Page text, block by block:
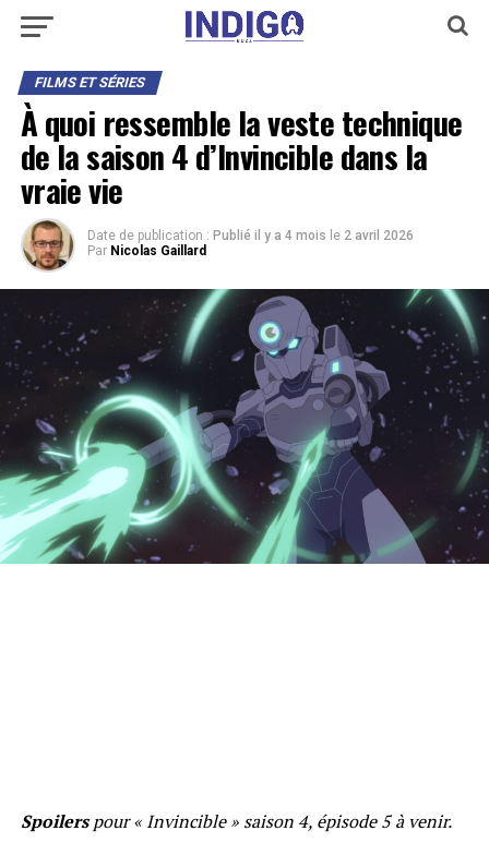
FILMS ET SÉRIES
À quoi ressemble la veste technique
de la saison 4 d’Invincible dans la
vraie vie
Date de publication : Publié il y a 4 mois le 2 avril 2026
Par Nicolas Gaillard
Spoilers pour « Invincible » saison 4, épisode 5 à venir.